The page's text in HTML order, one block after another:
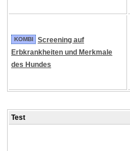
KOMBI
Screening auf
Erbkrankheiten und Merkmale
des Hundes
Test